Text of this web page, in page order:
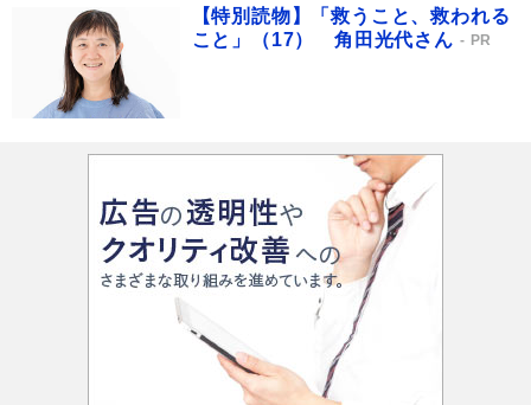
【特別読物】「救うこと、救われる
こと」（17） 角田光代さん
PR